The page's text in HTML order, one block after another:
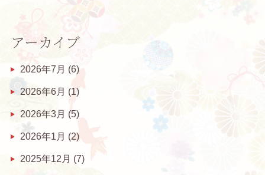
アーカイブ
2026年7月 (6)
2026年6月 (1)
2026年3月 (5)
2026年1月 (2)
2025年12月 (7)